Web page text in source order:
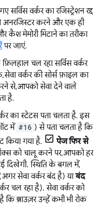
सर्विस वर्कर का रजिस्ट्रेशन रद्द
अनरजिस्टर करने और एक ही
मेमोरी मिटाने का तरीका
पर जाएं.
चल रहा सर्विस वर्कर
वर्कर की सोर्स फ़ाइल का
से, आपको सेवा देने वाले
है.
का स्टेटस पता चलता है. इस
में #16 ) से पता चलता है कि
किया गया है.
पेज फिर से
को चालू करने पर, आपको हर
दिखेगी. स्थिति के बगल में,
सेवा वर्कर बंद है) याबंद
चल रहा है). सेवा वर्कर को
ब्राउज़र उन्हें कभी भी रोक